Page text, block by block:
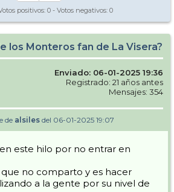
positivos: 0 - Votos negativos: 0
los Monteros fan de La Visera?
Enviado: 06-01-2025 19:36
Registrado: 21 años antes
Mensajes: 354
de alsiles del 06-01-2025 19:07
este hilo por no entrar en
no comparto y es hacer
a la gente por su nivel de